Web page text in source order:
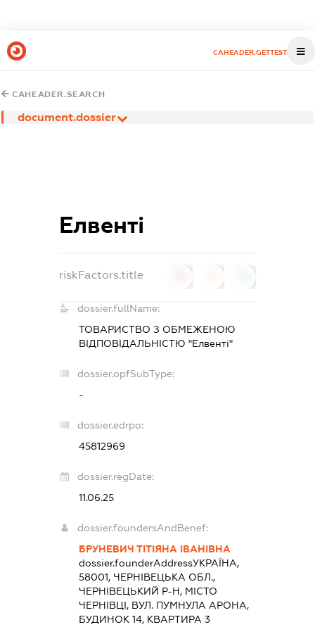
CAHEADER.GETTEST
CAHEADER.SEARCH
document.dossier
Елвенті
riskFactors.title
dossier.fullName:
ТОВАРИСТВО З ОБМЕЖЕНОЮ
ВІДПОВІДАЛЬНІСТЮ "Елвенті"
dossier.opfSubType:
-
dossier.edrpo:
45812969
dossier.regDate:
11.06.25
dossier.foundersAndBenef:
БРУНЕВИЧ ТІТІЯНА ІВАНІВНА
dossier.founderAddressУКРАЇНА,
58001, ЧЕРНІВЕЦЬКА ОБЛ.,
ЧЕРНІВЕЦЬКИЙ Р-Н, МІСТО
ЧЕРНІВЦІ, ВУЛ. ПУМНУЛА АРОНА,
БУДИНОК 14, КВАРТИРА 3